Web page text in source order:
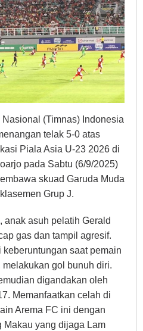
Nasional (Timnas) Indonesia
telak 5-0 atas
Piala Asia U-23 2026 di
pada Sabtu (6/9/2025)
skuad Garuda Muda
Grup J.
anak asuh pelatih Gerald
gas dan tampil agresif.
saat pemain
gol bunuh diri.
digandakan oleh
Memanfaatkan celah di
Arema FC ini dengan
Makau yang dijaga Lam